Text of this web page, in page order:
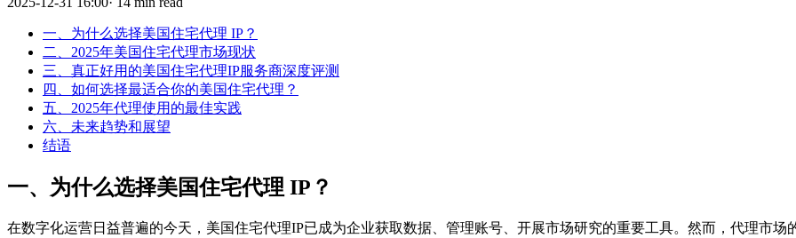
一、为什么选择美国住宅代理 IP？
二、2025年美国住宅代理市场现状
三、真正好用的美国住宅代理IP服务商深度评测
四、如何选择最适合你的美国住宅代理？
五、2025年代理使用的最佳实践
六、未来趋势和展望
结语
一、为什么选择美国住宅代理 IP？
在数字化运营日益普遍的今天，美国住宅代理IP已成为企业获取数据、管理账号、开展市场研究的重要工具。然而，代理市场